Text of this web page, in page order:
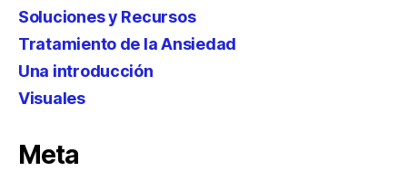
Soluciones y Recursos
Tratamiento de la Ansiedad
Una introducción
Visuales
Meta